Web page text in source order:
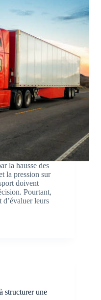
la hausse des
la pression sur
doivent
Pourtant,
d’évaluer leurs
structurer une